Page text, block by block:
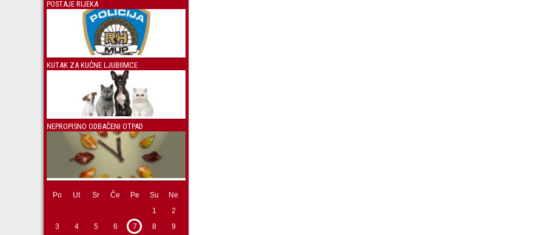
POSTAJE RIJEKA
KUTAK ZA KUĆNE LJUBIIMCE
NEPROPISNO ODBAČENI OTPAD
Po Ut Sr Če Pe Su
Ne
1
2
3
4 5 6 7 8
9